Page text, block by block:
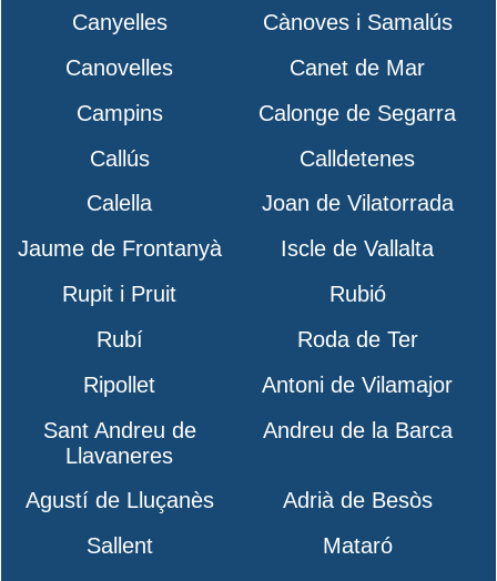
Canyelles
Cànoves i Samalús
Canovelles
Canet de Mar
Campins
Calonge de Segarra
Callús
Calldetenes
Calella
Joan de Vilatorrada
Jaume de Frontanyà
Iscle de Vallalta
Rupit i Pruit
Rubió
Rubí
Roda de Ter
Ripollet
Antoni de Vilamajor
Sant Andreu de
Llavaneres
Andreu de la Barca
Agustí de Lluçanès
Adrià de Besòs
Sallent
Mataró